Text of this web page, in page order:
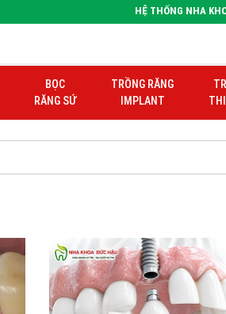
HỆ THỐNG NHA
BỌC
RĂNG SỨ
TRỒNG RĂNG
IMPLANT